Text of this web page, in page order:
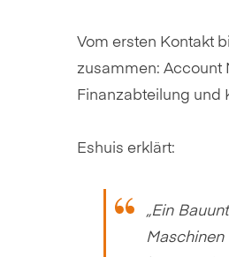
Vom ersten Kontakt
zusammen: Account
Finanzabteilung und
Eshuis erklärt:
„Ein